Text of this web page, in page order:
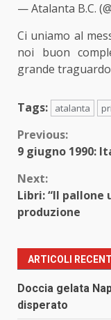
— Atalanta B.C.
Ci uniamo al
noi buon
grande
Tags: atalanta
Continue
Reading
Previous:
9 giugno 1990:
Next:
Libri: “Il pallone
produzione
ARTICOLI RECENTI
Doccia gelata
disperato